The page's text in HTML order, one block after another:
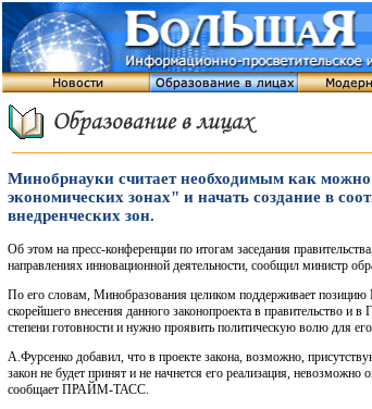
Минобрнауки считает необходимым как
экономических зонах" и начать создание в
внедренческих зон.
Об этом на пресс-конференции по итогам заседания
направлениях инновационной деятельности, сообщил министр
По его словам, Минобразования целиком поддерживает
скорейшего внесения данного законопроекта в правительство и
степени готовности и нужно проявить политическую волю для
А.Фурсенко добавил, что в проекте закона, возможно,
закон не будет принят и не начнется его реализация,
сообщает ПРАЙМ-ТАСС.